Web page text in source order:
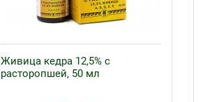
Живица кедра 12,5% с
расторопшей, 50 мл